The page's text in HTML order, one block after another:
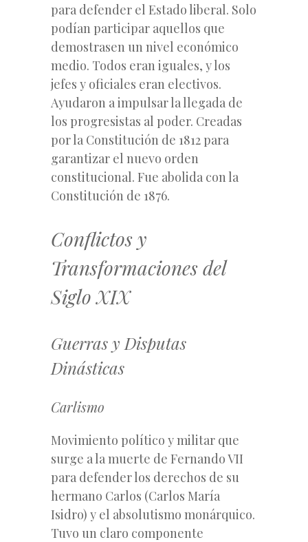
para defender el Estado liberal. Solo
podían participar aquellos que
demostrasen un nivel económico
medio. Todos eran iguales, y los
jefes y oficiales eran electivos.
Ayudaron a impulsar la llegada de
los progresistas al poder. Creadas
por la Constitución de 1812 para
garantizar el nuevo orden
constitucional. Fue abolida con la
Constitución de 1876.
Conflictos y
Transformaciones del
Siglo XIX
Guerras y Disputas
Dinásticas
Carlismo
Movimiento político y militar que
surge a la muerte de Fernando VII
para defender los derechos de su
hermano Carlos (Carlos María
Isidro) y el absolutismo monárquico.
Tuvo un claro componente